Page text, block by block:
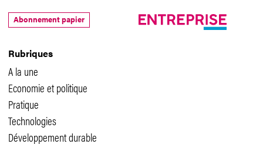
Rubriques
A la une
Economie et politique
Pratique
Technologies
Développement durable
Abonnement papier